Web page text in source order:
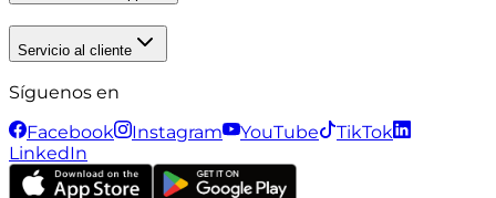
Servicio al cliente
Síguenos en
Facebook
Instagram YouTube
TikTok
LinkedIn